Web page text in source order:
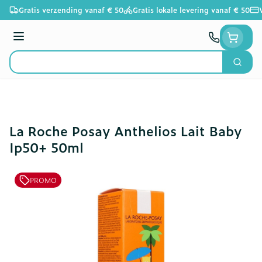
Ga naar de inhoud
Gratis verzending vanaf € 50 Gratis lokale levering vanaf € 50
Menu
Product, merk, categorie...
Zoek
La Roche Posay Anthelios Lait Baby
Ip50+ 50ml
PROMO